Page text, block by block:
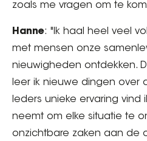
zoals me vragen om te
Hanne: "Ik haal heel veel
met mensen onze
nieuwigheden ontdekken.
leer ik nieuwe dingen over
Ieders unieke ervaring vind
neemt om elke situatie te
onzichtbare zaken aan de